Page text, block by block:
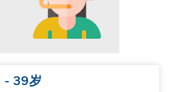
- 39岁